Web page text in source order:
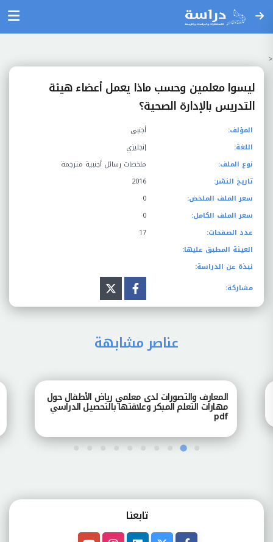
<
ليسوا معلمين وحسب ماذا يعمل أعضاء هيئة
التدريس بالإدارة الصحية؟
المؤلف:
أجنبي
اللغة:
إنجليزي
نوع الملف:
ملخصات رسائل أجنبية مترجمة
تاريخ النشر:
2016
سعر الملف الملخض:
0
سعر الملف الكامل:
0
عدد الصفحات:
17
العينة المطبق عليها:
نبذة عن الدراسة:
مشاركة:
عناصر مشابهة
المعارف والتصورات لدى معلمي رياض الأطفال حول
مهارات التعلم المبكر وعلاقتها بالتحصيل الدراسي
تابعنـا